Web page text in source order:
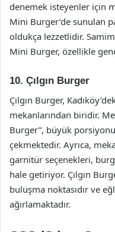
denemek isteyenler için
Mini Burger’de sunulan
oldukça lezzetlidir.
Mini Burger, özellikle
10. Çılgın Burger
Çılgın Burger,
mekanlarından biridir.
Burger”, büyük
çekmektedir. Ayrıca,
garnitür seçenekleri,
hale getiriyor. Çılgın
buluşma noktasıdır ve
ağırlamaktadır.